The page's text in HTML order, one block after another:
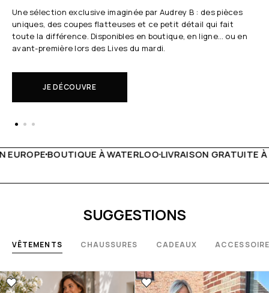
Une sélection exclusive imaginée par Audrey B : des pièces
uniques, des coupes flatteuses et ce petit détail qui fait
toute la différence. Disponibles en boutique, en ligne… ou en
avant-première lors des Lives du mardi.
JE DÉCOUVRE
LIVRAISON GRATUITE À PARTIR DE 150€LIVE
SUGGESTIONS
VÊTEMENTS CHAUSSURES CADEAUX